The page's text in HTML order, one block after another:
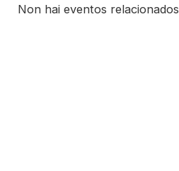
Non hai eventos relacionados